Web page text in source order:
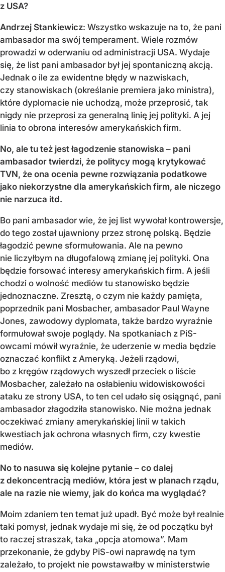
z USA?
Andrzej Stankiewicz: Wszystko wskazuje na to, że pani
ambasador ma swój temperament. Wiele rozmów
prowadzi w oderwaniu od administracji USA. Wydaje
się, że list pani ambasador był jej spontaniczną akcją.
Jednak o ile za ewidentne błędy w nazwiskach,
czy stanowiskach (określanie premiera jako ministra),
które dyplomacie nie uchodzą, może przeprosić, tak
nigdy nie przeprosi za generalną linię jej polityki. A jej
linia to obrona interesów amerykańskich firm.
No, ale tu też jest łagodzenie stanowiska – pani
ambasador twierdzi, że politycy mogą krytykować
TVN, że ona ocenia pewne rozwiązania podatkowe
jako niekorzystne dla amerykańskich firm, ale niczego
nie narzuca itd.
Bo pani ambasador wie, że jej list wywołał kontrowersje,
do tego został ujawniony przez stronę polską. Będzie
łagodzić pewne sformułowania. Ale na pewno
nie liczyłbym na długofalową zmianę jej polityki. Ona
będzie forsować interesy amerykańskich firm. A jeśli
chodzi o wolność mediów tu stanowisko będzie
jednoznaczne. Zresztą, o czym nie każdy pamięta,
poprzednik pani Mosbacher, ambasador Paul Wayne
Jones, zawodowy dyplomata, także bardzo wyraźnie
formułował swoje poglądy. Na spotkaniach z PiS-
owcami mówił wyraźnie, że uderzenie w media będzie
oznaczać konflikt z Ameryką. Jeżeli rządowi,
bo z kręgów rządowych wyszedł przeciek o liście
Mosbacher, zależało na osłabieniu widowiskowości
ataku ze strony USA, to ten cel udało się osiągnąć, pani
ambasador złagodziła stanowisko. Nie można jednak
oczekiwać zmiany amerykańskiej linii w takich
kwestiach jak ochrona własnych firm, czy kwestie
mediów.
No to nasuwa się kolejne pytanie – co dalej
z dekoncentracją mediów, która jest w planach rządu,
ale na razie nie wiemy, jak do końca ma wyglądać?
Moim zdaniem ten temat już upadł. Być może był realnie
taki pomysł, jednak wydaje mi się, że od początku był
to raczej straszak, taka „opcja atomowa”. Mam
przekonanie, że gdyby PiS-owi naprawdę na tym
zależało, to projekt nie powstawałby w ministerstwie